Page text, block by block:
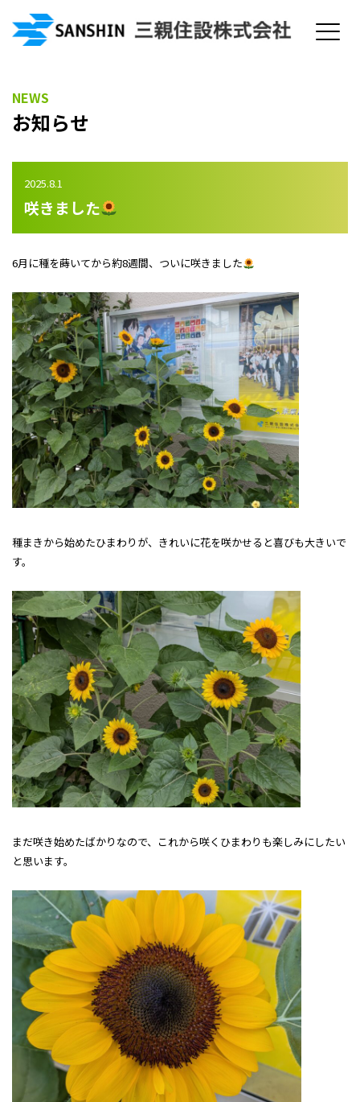
NEWS
お知らせ
2025.8.1
咲きました
6月に種を蒔いてから約8週間、ついに咲きました
種まきから始めたひまわりが、きれいに花を咲かせると喜びも大きいで
す。
まだ咲き始めたばかりなので、これから咲くひまわりも楽しみにしたい
と思います。